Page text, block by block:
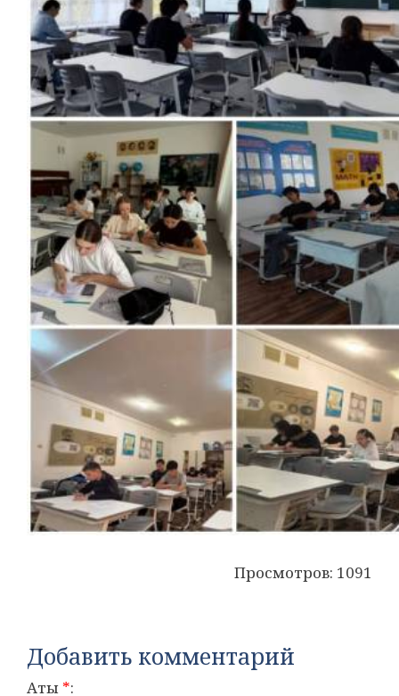
Просмотров: 1091
Добавить комментарий
Аты *: